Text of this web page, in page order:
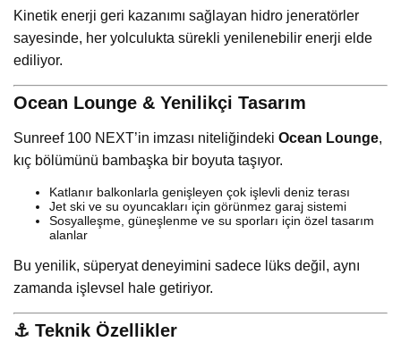
Kinetik enerji geri kazanımı sağlayan hidro jeneratörler
sayesinde, her yolculukta sürekli yenilenebilir enerji elde
ediliyor.
Ocean Lounge & Yenilikçi Tasarım
Sunreef 100 NEXT’in imzası niteliğindeki Ocean Lounge,
kıç bölümünü bambaşka bir boyuta taşıyor.
Katlanır balkonlarla genişleyen çok işlevli deniz terası
Jet ski ve su oyuncakları için görünmez garaj sistemi
Sosyalleşme, güneşlenme ve su sporları için özel tasarım
alanlar
Bu yenilik, süperyat deneyimini sadece lüks değil, aynı
zamanda işlevsel hale getiriyor.
⚓ Teknik Özellikler